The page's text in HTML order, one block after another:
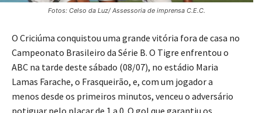
Fotos: Celso da Luz/ Assessoria de imprensa C.E.C.
O Criciúma conquistou uma grande vitória fora de casa no
Campeonato Brasileiro da Série B. O Tigre enfrentou o
ABC na tarde deste sábado (08/07), no estádio Maria
Lamas Farache, o Frasqueirão, e, com um jogador a
menos desde os primeiros minutos, venceu o adversário
potiguar pelo placar de 1 a 0. O gol que garantiu os